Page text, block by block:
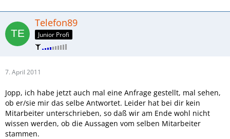
Telefon89
Junior Profi
7. April 2011
Jopp, ich habe jetzt auch mal eine Anfrage gestellt, mal sehen,
ob er/sie mir das selbe Antwortet. Leider hat bei dir kein
Mitarbeiter unterschrieben, so daß wir am Ende wohl nicht
wissen werden, ob die Aussagen vom selben Mitarbeiter
stammen.